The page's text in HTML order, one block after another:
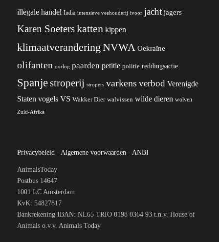
illegale handel India intensieve veehouderij ivoor jacht jagers
Karen Soeterskatten kippen
klimaatverandering NVWA Oekraïne
olifanten oorlog paarden petitie politie reddingsactie
Spanjestroperij stropers varkens verbod Verenigde
Staten vogels VS Wakker Dier walvissen wilde dieren wolven
Zuid-Afrika
Privacybeleid - Algemene voorwaarden - ANBI
AnimalsToday
Postbus 14647
1001 LC Amsterdam
KvK: 54827817
Bankrekening IBAN: NL65 TRIO 0198 0364 93 t.n.v. House of
Animals o.v.v. Animals Today